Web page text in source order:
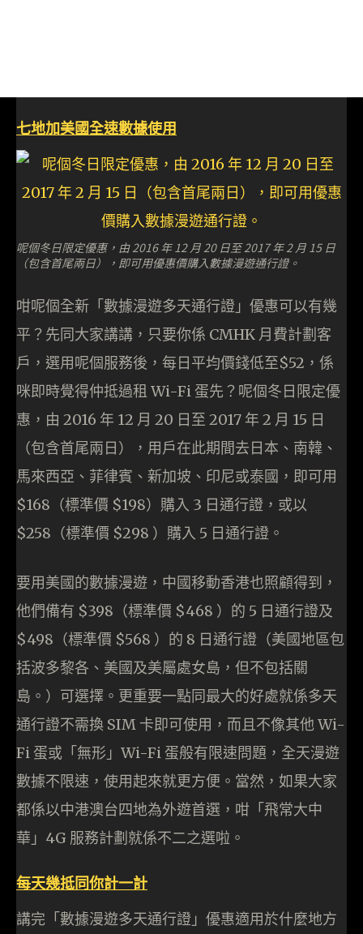
七地加美國全速數據使用
呢個冬日限定優惠，由 2016 年 12 月 20 日至 2017 年 2 月 15 日
（包含首尾兩日），即可用優惠價購入數據漫遊通行證。
咁呢個全新「數據漫遊多天通行證」優惠可以有幾
平？先同大家講講，只要你係 CMHK 月費計劃客
戶，選用呢個服務後，每日平均價錢低至$52，係
咪即時覺得仲抵過租 Wi-Fi 蛋先？呢個冬日限定優
惠，由 2016 年 12 月 20 日至 2017 年 2 月 15 日
（包含首尾兩日），用戶在此期間去日本、南韓、
馬來西亞、菲律賓、新加坡、印尼或泰國，即可用
$168（標準價 $198）購入 3 日通行證，或以
$258（標準價 $298 ）購入 5 日通行證。
要用美國的數據漫遊，中國移動香港也照顧得到，
他們備有 $398（標準價 $468 ）的 5 日通行證及
$498（標準價 $568 ）的 8 日通行證（美國地區包
括波多黎各、美國及美屬處女島，但不包括關
島。）可選擇。更重要一點同最大的好處就係多天
通行證不需換 SIM 卡即可使用，而且不像其他 Wi-
Fi 蛋或「無形」Wi-Fi 蛋般有限速問題，全天漫遊
數據不限速，使用起來就更方便。當然，如果大家
都係以中港澳台四地為外遊首選，咁「飛常大中
華」4G 服務計劃就係不二之選啦。
每天幾抵同你計一計
講完「數據漫遊多天通行證」優惠適用於什麼地方